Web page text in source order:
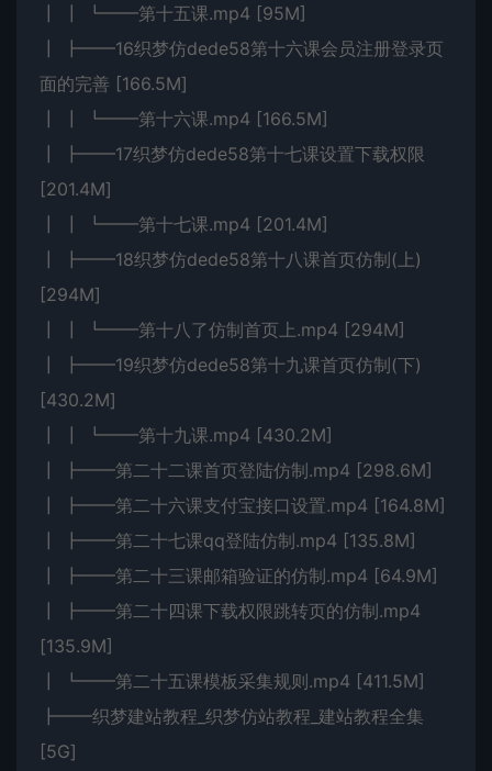
┃ ┃ ┗━━第十五课.mp4 [95M]
┃ ┣━━16织梦仿dede58第十六课会员注册登录页
面的完善 [166.5M]
┃ ┃ ┗━━第十六课.mp4 [166.5M]
┃ ┣━━17织梦仿dede58第十七课设置下载权限
[201.4M]
┃ ┃ ┗━━第十七课.mp4 [201.4M]
┃ ┣━━18织梦仿dede58第十八课首页仿制(上)
[294M]
┃ ┃ ┗━━第十八了仿制首页上.mp4 [294M]
┃ ┣━━19织梦仿dede58第十九课首页仿制(下)
[430.2M]
┃ ┃ ┗━━第十九课.mp4 [430.2M]
┃ ┣━━第二十二课首页登陆仿制.mp4 [298.6M]
┃ ┣━━第二十六课支付宝接口设置.mp4 [164.8M]
┃ ┣━━第二十七课qq登陆仿制.mp4 [135.8M]
┃ ┣━━第二十三课邮箱验证的仿制.mp4 [64.9M]
┃ ┣━━第二十四课下载权限跳转页的仿制.mp4
[135.9M]
┃ ┗━━第二十五课模板采集规则.mp4 [411.5M]
┣━━织梦建站教程_织梦仿站教程_建站教程全集
[5G]